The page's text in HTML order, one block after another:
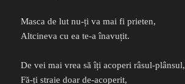
Masca de lut nu-ți va mai fi prieten,
Altcineva cu ea te-a înavuțit.
De vei mai vrea să îți acoperi râsul-plânsul,
Fă-ți straie doar de-acoperit,